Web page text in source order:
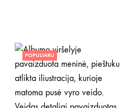
POPULIARU